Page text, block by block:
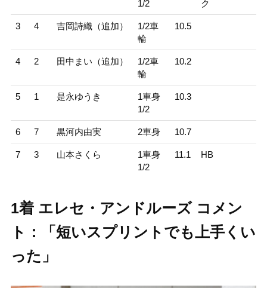
1/2 ク
3 4 吉岡詩織（追加）
1/2車
輪
10.5
4 2 田中まい（追加）
1/2車
輪
10.2
5 1 是永ゆうき
1車身
1/2
10.3
6 7 黒河内由実 2車身 10.7
7 3 山本さくら
1車身
1/2
11.1 HB
1着 エレセ・アンドルーズ コメン
ト：「短いスプリントでも上手くい
った」